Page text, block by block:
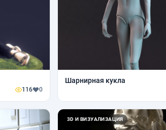
116 0
Шарнирная кукла
3D И ВИЗУАЛИЗАЦИЯ